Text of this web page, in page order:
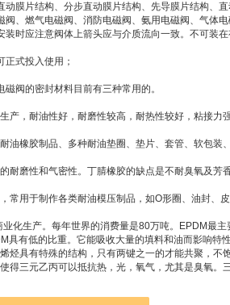
膜片结构、分步直动膜片结构、先导膜片结构、
、燃气电磁阀、消防电磁阀、氨用电磁阀、气体
时应注意阀体上箭头应与介质流向一致。不可装
式投入使用；
阀的密封材料目前有三种常用的。
产，耐油性好，耐磨性较高，耐热性较好，粘接
橡胶制品、多种耐油垫圈、垫片、套管、软包装
磨性和气密性。丁腈橡胶的缺点是不耐臭氧及芳
用于制作各类耐油模压制品，如O形圈、油封、
化生产。每年世界的消费量是80万吨。EPDM最
有低的比重。它能吸收大量的填料和油而影响特
具有特殊的结构，只有两键之一的才能共聚，
三元乙丙可以抵抗热，光，氧气，尤其是臭氧。